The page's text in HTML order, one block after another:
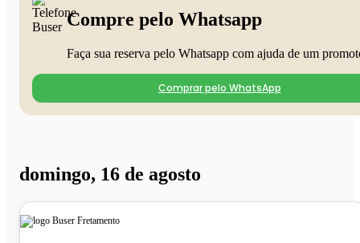
Compre pelo Whatsapp
Faça sua reserva pelo Whatsapp com ajuda de um
Comprar pelo WhatsApp
domingo, 16 de agosto